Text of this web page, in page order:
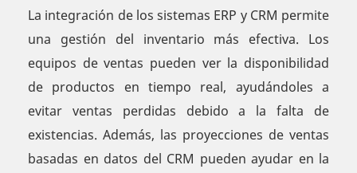
La integración de los sistemas ERP y CRM permite
una gestión del inventario más efectiva. Los
equipos de ventas pueden ver la disponibilidad
de productos en tiempo real, ayudándoles a
evitar ventas perdidas debido a la falta de
existencias. Además, las proyecciones de ventas
basadas en datos del CRM pueden ayudar en la